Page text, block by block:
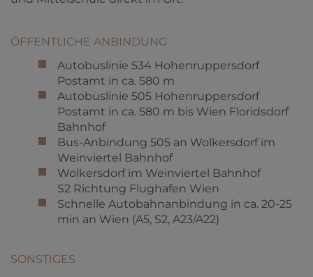
ÖFFENTLICHE ANBINDUNG
Autobuslinie 534 Hohenruppersdorf
Postamt in ca. 580 m
Autobuslinie 505 Hohenruppersdorf
Postamt in ca. 580 m bis Wien Floridsdorf
Bahnhof
Bus-Anbindung 505 an Wolkersdorf im
Weinviertel Bahnhof
Wolkersdorf im Weinviertel Bahnhof
S2 Richtung Flughafen Wien
Schnelle Autobahnanbindung in ca. 20-25
min an Wien (A5, S2, A23/A22)
SONSTIGES